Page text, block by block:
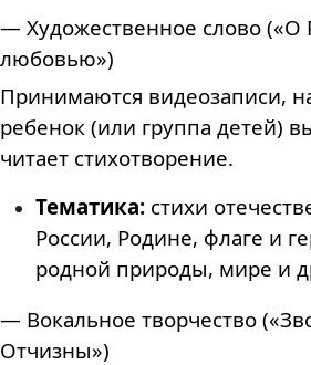
— Художественное слово («О
любовью»)
Принимаются видеозаписи,
ребенок (или группа детей)
читает стихотворение.
Тематика: стихи
России, Родине, флаге и
родной природы, мире и
— Вокальное творчество
Отчизны»)